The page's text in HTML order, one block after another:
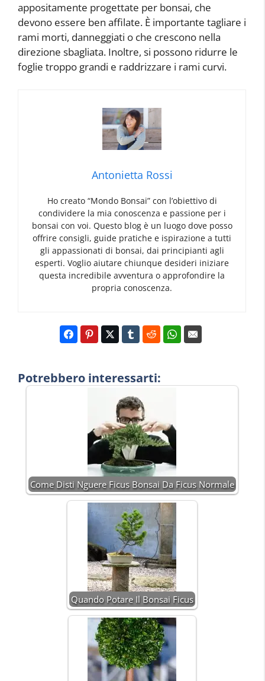
appositamente progettate per bonsai, che
devono essere ben affilate. È importante tagliare i
rami morti, danneggiati o che crescono nella
direzione sbagliata. Inoltre, si possono ridurre le
foglie troppo grandi e raddrizzare i rami curvi.
Antonietta Rossi
Ho creato “Mondo Bonsai” con l’obiettivo di
condividere la mia conoscenza e passione per i
bonsai con voi. Questo blog è un luogo dove posso
offrire consigli, guide pratiche e ispirazione a tutti
gli appassionati di bonsai, dai principianti agli
esperti. Voglio aiutare chiunque desideri iniziare
questa incredibile avventura o approfondire la
propria conoscenza.
Potrebbero interessarti:
Come Disti Nguere Ficus Bonsai Da Ficus Normale
Quando Potare Il Bonsai Ficus